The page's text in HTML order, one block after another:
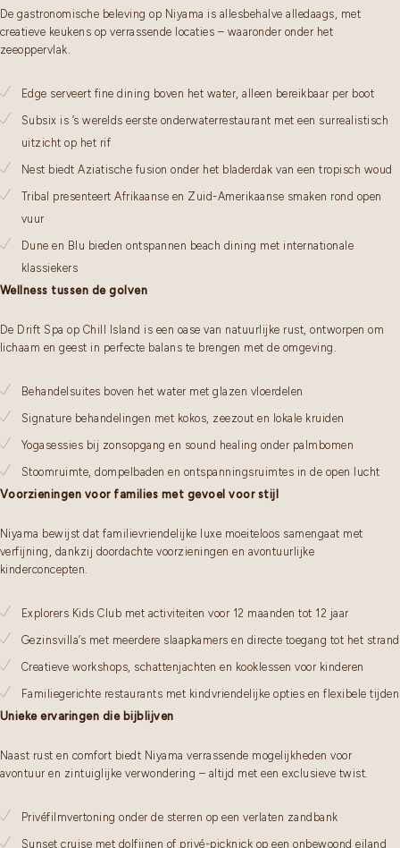
De gastronomische beleving op Niyama is allesbehalve alledaags, met
creatieve keukens op verrassende locaties – waaronder onder het
zeeoppervlak.
Edge serveert fine dining boven het water, alleen bereikbaar per boot
Subsix is ’s werelds eerste onderwaterrestaurant met een surrealistisch
uitzicht op het rif
Nest biedt Aziatische fusion onder het bladerdak van een tropisch woud
Tribal presenteert Afrikaanse en Zuid-Amerikaanse smaken rond open
vuur
Dune en Blu bieden ontspannen beach dining met internationale
klassiekers
Wellness tussen de golven
De Drift Spa op Chill Island is een oase van natuurlijke rust, ontworpen om
lichaam en geest in perfecte balans te brengen met de omgeving.
Behandelsuites boven het water met glazen vloerdelen
Signature behandelingen met kokos, zeezout en lokale kruiden
Yogasessies bij zonsopgang en sound healing onder palmbomen
Stoomruimte, dompelbaden en ontspanningsruimtes in de open lucht
Voorzieningen voor families met gevoel voor stijl
Niyama bewijst dat familievriendelijke luxe moeiteloos samengaat met
verfijning, dankzij doordachte voorzieningen en avontuurlijke
kinderconcepten.
Explorers Kids Club met activiteiten voor 12 maanden tot 12 jaar
Gezinsvilla’s met meerdere slaapkamers en directe toegang tot het strand
Creatieve workshops, schattenjachten en kooklessen voor kinderen
Familiegerichte restaurants met kindvriendelijke opties en flexibele tijden
Unieke ervaringen die bijblijven
Naast rust en comfort biedt Niyama verrassende mogelijkheden voor
avontuur en zintuiglijke verwondering – altijd met een exclusieve twist.
Privéfilmvertoning onder de sterren op een verlaten zandbank
Sunset cruise met dolfijnen of privé-picknick op een onbewoond eiland